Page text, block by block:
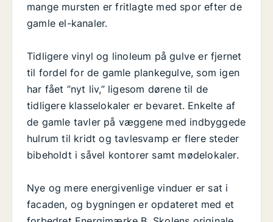
mange mursten er fritlagte med spor efter de
gamle el-kanaler.
Tidligere vinyl og linoleum på gulve er fjernet
til fordel for de gamle plankegulve, som igen
har fået ”nyt liv,” ligesom dørene til de
tidligere klasselokaler er bevaret. Enkelte af
de gamle tavler på væggene med indbyggede
hulrum til kridt og tavlesvamp er flere steder
bibeholdt i såvel kontorer samt mødelokaler.
Nye og mere energivenlige vinduer er sat i
facaden, og bygningen er opdateret med et